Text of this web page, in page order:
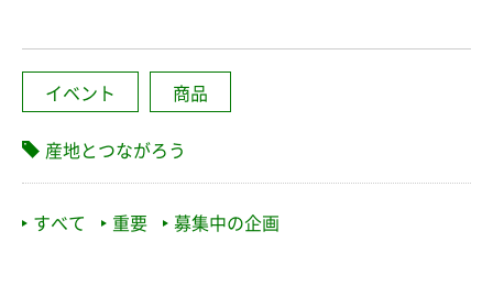
イベント 商品
産地とつながろう
すべて 重要 募集中の企画